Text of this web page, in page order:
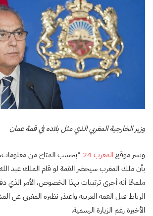
وزير الخارجية المغربي الذي مثل بلاده في قمة عمان
ونشر موقعالمغرب 24
“بحسب المتاح من
بأن ملك المغرب سيحضر القمة لو قام الملك عبد الله
ملمحًا أنه أجرى ترتيبات بهذا الخصوص، الأمر الذي
الرباط قبل القمة العربية واعتذر نظيره المغربى عن
الأخيرة رغم الزيارة الرسمية.